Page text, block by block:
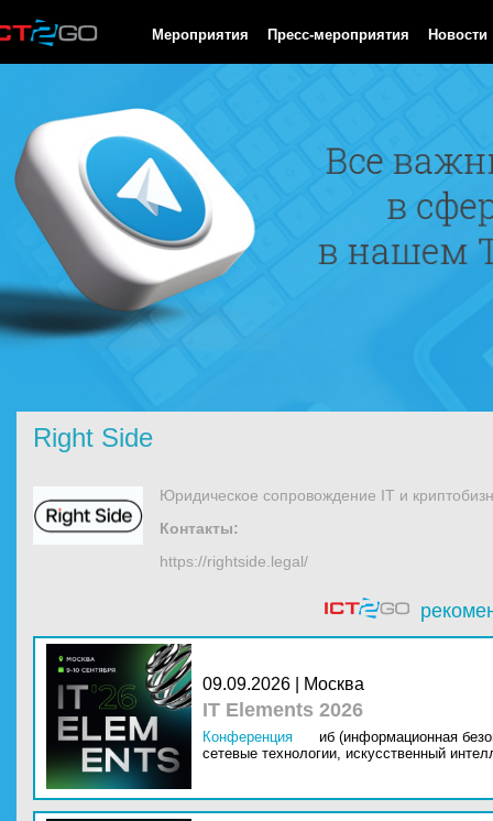
Мероприятия Пресс-мероприятия Новости
Right Side
Юридическое сопровождение IT и
Контакты:
https://rightside.legal/
09.09.2026 | Москва
IT Elements 2026
Конференция
иб (информационная
сетевые технологии, искусственный